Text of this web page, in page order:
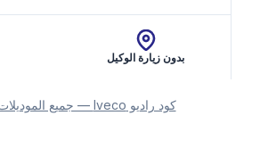
بدون زيارة الوكيل
كود راديو Iveco — جميع الموديلات المدعومة